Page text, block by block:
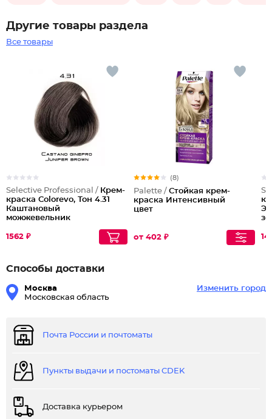
Другие товары раздела
Все товары
Selective Professional / Крем-
краска Colorevo, Тон 4.31
Каштановый
можжевельник
1562 ₽
(8)
Palette / Стойкая крем-
краска Интенсивный
цвет
от 402 ₽
Способы доставки
Москва
Московская область
Изменить город
Почта России и почтоматы
Пункты выдачи и постоматы CDEK
Доставка курьером